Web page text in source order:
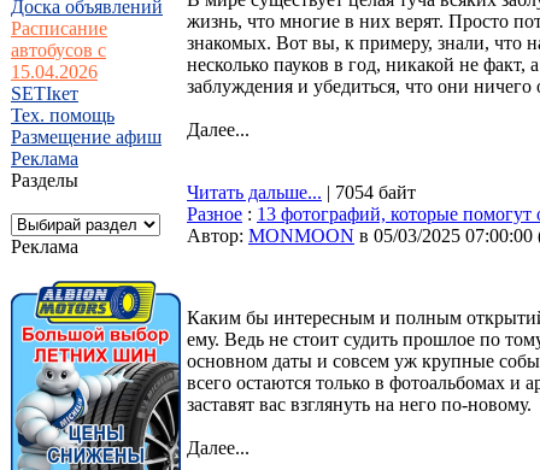
Доска объявлений
Расписание
автобусов с
15.04.2026
SETIкет
Тех. помощь
Размещение афиш
Реклама
Разделы
Реклама
жизнь, что многие в них верят. Просто
знакомых. Вот вы, к примеру, знали, что
несколько пауков в год, никакой не
заблуждения и убедиться, что они
Далее...
Читать дальше... | 7054 байт
Разное : 13 фотографий, которые
Автор: MONMOON в 05/03/2025 07:00:00
Каким бы интересным и полным
ему. Ведь не стоит судить прошлое по
основном даты и совсем уж крупные
всего остаются только в фотоальбомах и
заставят вас взглянуть на него по-новому.
Далее...